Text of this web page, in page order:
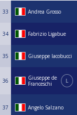
33 Andrea Grosso
34 Fabrizio Ligabue
35 Giuseppe Iacobucci
36
Giuseppe de
Franceschi
L
37 Angelo Salzano